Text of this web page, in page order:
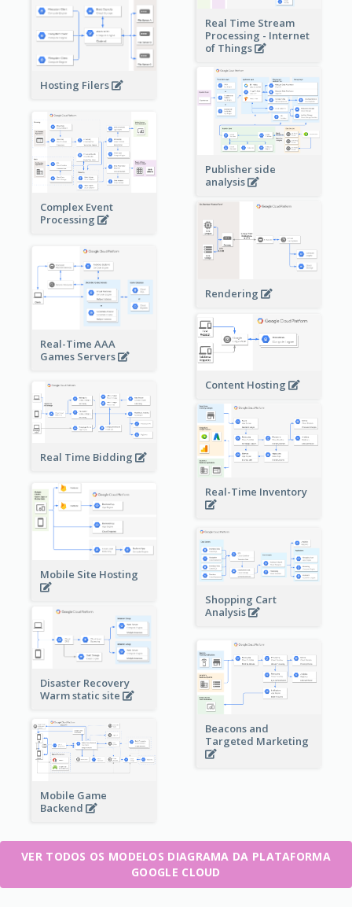
Real Time Stream
Processing - Internet
of Things
Hosting Filers
Publisher side
analysis
Complex Event
Processing
Rendering
Real-Time AAA
Games Servers
Content Hosting
Real Time Bidding
Real-Time Inventory
Mobile Site Hosting
Shopping Cart
Analysis
Disaster Recovery
Warm static site
Beacons and
Targeted Marketing
Mobile Game
Backend
VER TODOS OS MODELOS DIAGRAMA DA PLATAFORMA
GOOGLE CLOUD